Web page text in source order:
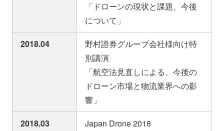
「ドローンの現状と課題、今後
について」
2018.04
野村證券グループ会社様向け特
別講演
「航空法見直しによる、今後の
ドローン市場と物流業界への影
響」
2018.03
Japan Drone 2018